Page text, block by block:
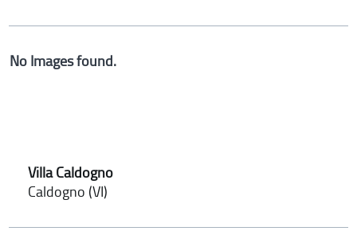
No Images found.
Villa Caldogno
Caldogno (VI)